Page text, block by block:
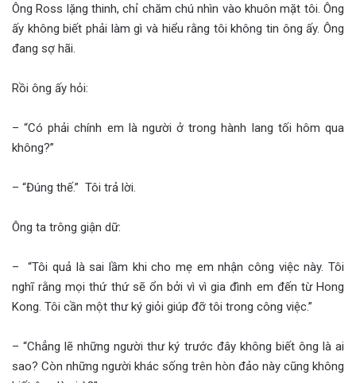
Ông Ross lặng thinh, chỉ chăm chú nhìn vào khuôn mặt tôi. Ông
ấy không biết phải làm gì và hiểu rằng tôi không tin ông ấy. Ông
đang sợ hãi.
Rồi ông ấy hỏi:
– “Có phải chính em là người ở trong hành lang tối hôm qua
không?”
– “Đúng thế.” Tôi trả lời.
Ông ta trông giận dữ:
– “Tôi quả là sai lầm khi cho mẹ em nhận công việc này. Tôi
nghĩ rằng mọi thứ thứ sẽ ổn bởi vì vì gia đình em đến từ Hong
Kong. Tôi cần một thư ký giỏi giúp đỡ tôi trong công việc.”
– “Chẳng lẽ những người thư ký trước đây không biết ông là ai
sao? Còn những người khác sống trên hòn đảo này cũng không